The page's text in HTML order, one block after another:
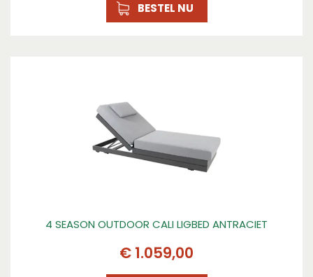
BESTEL NU
4 SEASON OUTDOOR CALI LIGBED ANTRACIET
€ 1.059,00